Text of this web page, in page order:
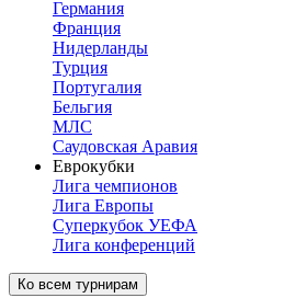
Германия
Франция
Нидерланды
Турция
Португалия
Бельгия
МЛС
Саудовская Аравия
Еврокубки
Лига чемпионов
Лига Европы
Суперкубок УЕФА
Лига конференций
Ко всем турнирам